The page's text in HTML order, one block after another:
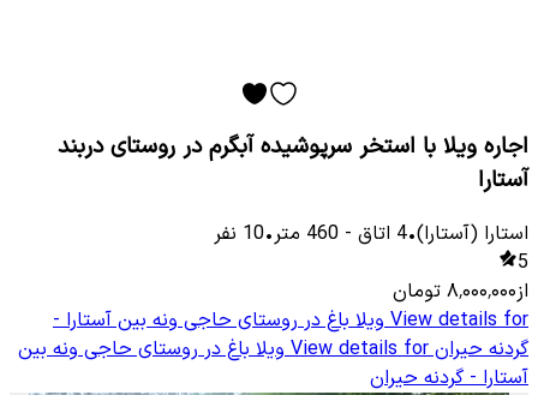
اجاره ویلا با استخر سرپوشیده آبگرم در روستای دربند
آستارا
استارا (آستارا)•
4 اتاق -
460 متر•
10 نفر
5
از۸٬۰۰۰٬۰۰۰ تومان
View details for ویلا باغ در روستای حاجی ونه بین آستارا -
گردنه حیرانView details for ویلا باغ در روستای حاجی ونه بین
آستارا - گردنه حیران